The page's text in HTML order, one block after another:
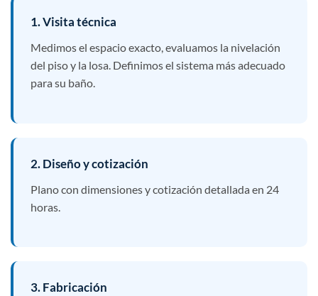
1. Visita técnica
Medimos el espacio exacto, evaluamos la nivelación
del piso y la losa. Definimos el sistema más adecuado
para su baño.
2. Diseño y cotización
Plano con dimensiones y cotización detallada en 24
horas.
3. Fabricación